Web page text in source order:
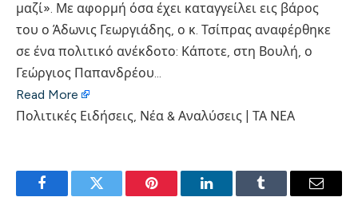
μαζί». Με αφορμή όσα έχει καταγγείλει εις βάρος
του ο Άδωνις Γεωργιάδης, ο κ. Τσίπρας αναφέρθηκε
σε ένα πολιτικό ανέκδοτο: Κάποτε, στη Βουλή, ο
Γεώργιος Παπανδρέου…
Read More
Πολιτικές Ειδήσεις, Νέα & Αναλύσεις | ΤΑ ΝΕΑ
FacebookTwitter Pinterest LinkedInTumblr Email